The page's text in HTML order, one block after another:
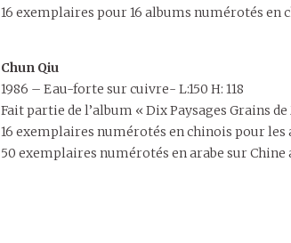
16 exemplaires pour 16 albums numérotés en
Chun Qiu
1986 – Eau-forte sur cuivre- L:150 H: 118
Fait partie de l’album « Dix Paysages Grains
16 exemplaires numérotés en chinois pour les
50 exemplaires numérotés en arabe sur Chine